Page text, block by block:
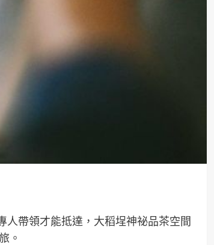
人帶領才能抵達，大稻埕神祕品茶空間
。